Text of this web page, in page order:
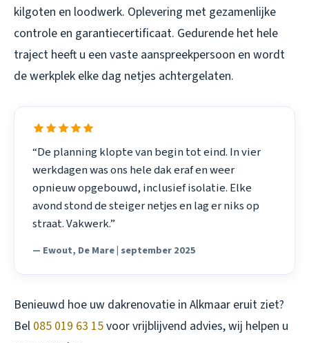
kilgoten en loodwerk. Oplevering met gezamenlijke
controle en garantiecertificaat. Gedurende het hele
traject heeft u een vaste aanspreekpersoon en wordt
de werkplek elke dag netjes achtergelaten.
“De planning klopte van begin tot eind. In vier
werkdagen was ons hele dak eraf en weer
opnieuw opgebouwd, inclusief isolatie. Elke
avond stond de steiger netjes en lag er niks op
straat. Vakwerk.”
— Ewout, De Mare | september 2025
Benieuwd hoe uw dakrenovatie in Alkmaar eruit ziet?
Bel 085 019 63 15voor vrijblijvend advies, wij helpen u